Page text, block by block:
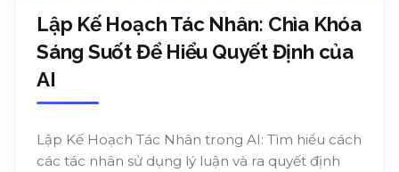
Lập Kế Hoạch Tác Nhân: Chìa Khóa
Sáng Suốt Để Hiểu Quyết Định của
AI
Lập Kế Hoạch Tác Nhân trong AI: Tìm hiểu cách
các tác nhân sử dụng lý luận và ra quyết định